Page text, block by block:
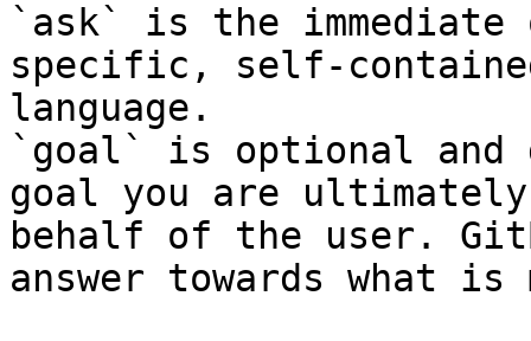
`ask` is the
specific, self-
language.
`goal` is optional and
goal you are
behalf of the user.
answer towards what